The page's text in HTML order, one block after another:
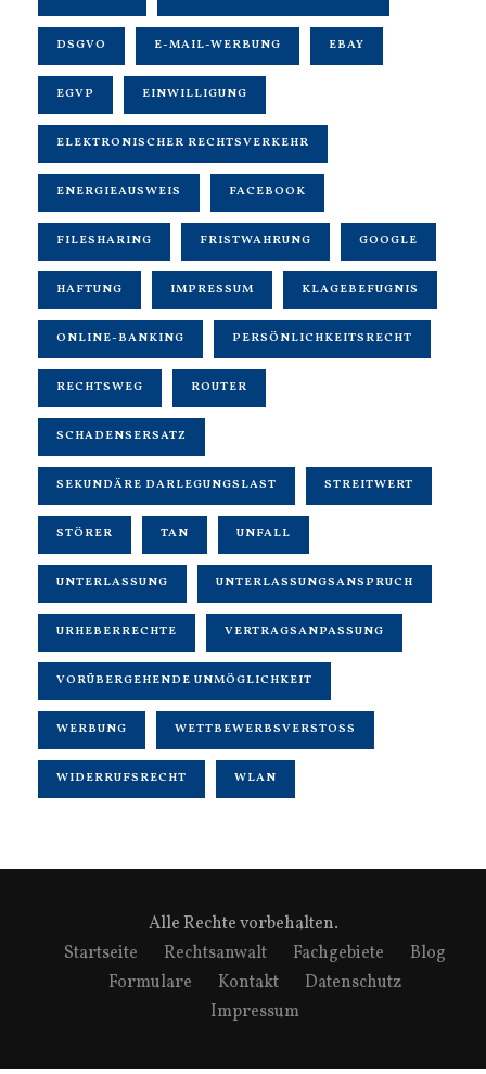
DSGVO E-MAIL-WERBUNG EBAY
EGVP EINWILLIGUNG
ELEKTRONISCHER RECHTSVERKEHR
ENERGIEAUSWEIS FACEBOOK
FILESHARING FRISTWAHRUNG GOOGLE
HAFTUNG IMPRESSUM KLAGEBEFUGNIS
ONLINE-BANKING PERSÖNLICHKEITSRECHT
RECHTSWEG ROUTER
SCHADENSERSATZ
SEKUNDÄRE DARLEGUNGSLAST STREITWERT
STÖRER TAN UNFALL
UNTERLASSUNG UNTERLASSUNGSANSPRUCH
URHEBERRECHTE VERTRAGSANPASSUNG
VORÜBERGEHENDE UNMÖGLICHKEIT
WERBUNG WETTBEWERBSVERSTOSS
WIDERRUFSRECHT WLAN
Alle Rechte vorbehalten.
Startseite
Rechtsanwalt Fachgebiete
Blog
Formulare
Kontakt
Datenschutz
Impressum